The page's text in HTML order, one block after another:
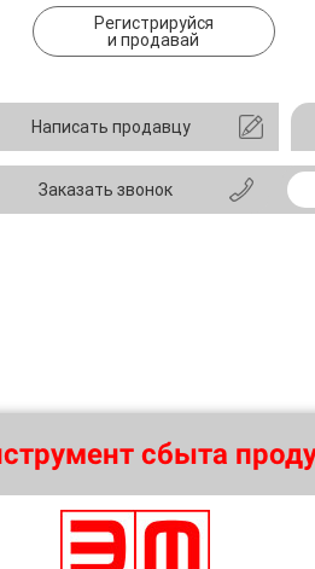
Регистрируйся
и продавай
Написать продавцу
Заказать звонок
сбыта